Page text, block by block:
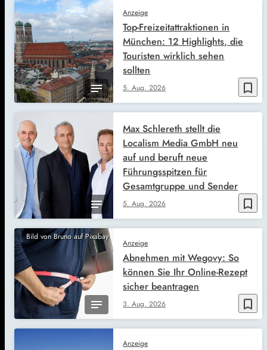
bookmark_border
Anzeige
5. Aug. 2026
Top-Freizeitattraktionen in
München: 12 Highlights, die
Touristen wirklich sehen
sollten
bookmark_border
5. Aug. 2026
Max Schlereth stellt die
Localism Media GmbH neu
auf und beruft neue
Führungsspitzen für
Gesamtgruppe und Sender
Bild von Bruno auf Pixabay
bookmark_border
Anzeige
3. Aug. 2026
Abnehmen mit Wegovy: So
können Sie Ihr Online-Rezept
sicher beantragen
Anzeige